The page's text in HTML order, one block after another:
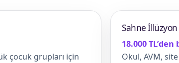
çocuk grupları için
Sahne
18.000
Okul, AVM,